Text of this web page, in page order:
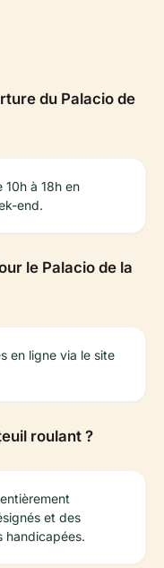
du Palacio de
à 18h en
end.
le Palacio de la
en ligne via le site
roulant ?
et des
handicapées.